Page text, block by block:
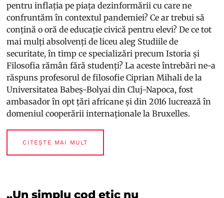
pentru inflația pe piața dezinformării cu care ne
confruntăm în contextul pandemiei? Ce ar trebui să
conțină o oră de educație civică pentru elevi? De ce tot
mai mulți absolvenți de liceu aleg Studiile de
securitate, în timp ce specializări precum Istoria și
Filosofia rămân fără studenți? La aceste întrebări ne-a
răspuns profesorul de filosofie Ciprian Mihali de la
Universitatea Babeș-Bolyai din Cluj-Napoca, fost
ambasador în opt țări africane și din 2016 lucrează în
domeniul cooperării internaționale la Bruxelles.
CITEȘTE MAI MULT
„Un simplu cod etic nu